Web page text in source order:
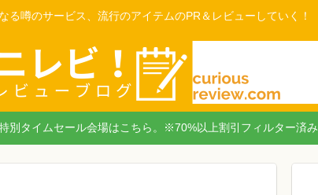
る噂のサービス、流行のアイテムのPR＆レビューしていく！
別タイムセール会場はこちら。※70%以上割引フィルター済み